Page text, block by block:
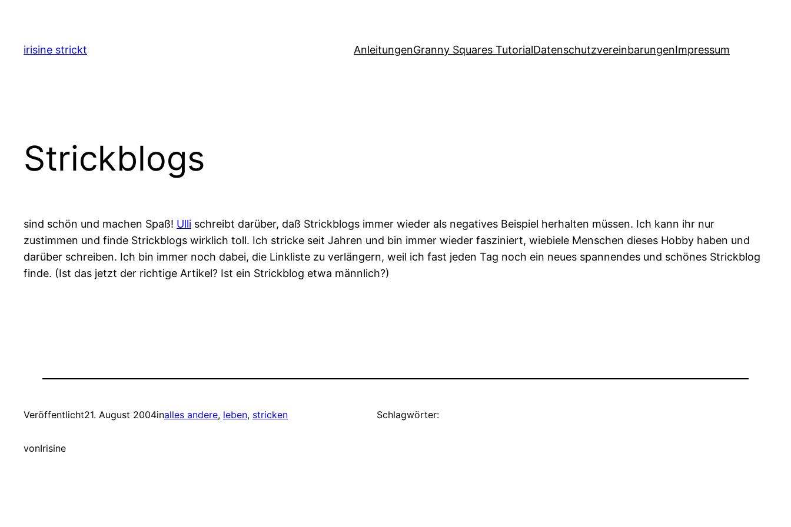
springen
irisine strickt AnleitungenGranny Squares TutorialDatenschutzvereinbarungenImpressum
Strickblogs
sind schön und machen Spaß! Ulli schreibt darüber, daß Strickblogs immer wieder als negatives Beispiel herhalten müssen. Ich kann ihr nur
zustimmen und finde Strickblogs wirklich toll. Ich stricke seit Jahren und bin immer wieder fasziniert, wiebiele Menschen dieses Hobby haben und
darüber schreiben. Ich bin immer noch dabei, die Linkliste zu verlängern, weil ich fast jeden Tag noch ein neues spannendes und schönes Strickblog
finde. (Ist das jetzt der richtige Artikel? Ist ein Strickblog etwa männlich?)
Veröffentlicht21. August 2004inalles andere, leben, stricken
vonIrisine
Schlagwörter: